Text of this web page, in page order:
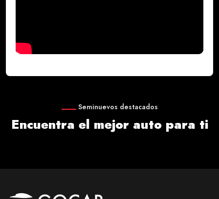
Seminuevos destacados
Encuentra el mejor auto para ti